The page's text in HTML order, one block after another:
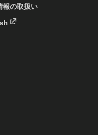
報の取扱い